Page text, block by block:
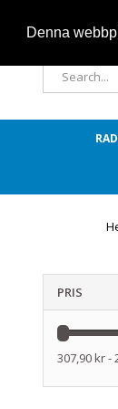
Denna
till
PRIS
307,90 kr -